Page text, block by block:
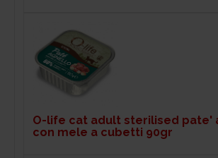
O-life cat adult sterilised pate'
con mele a cubetti 90gr